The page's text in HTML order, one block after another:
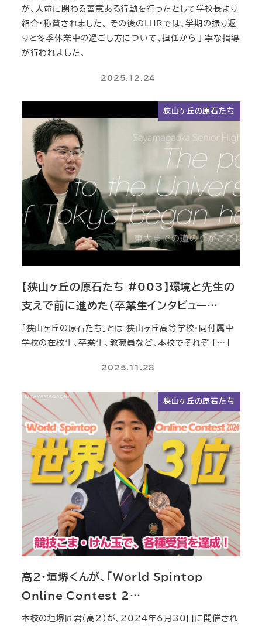
が、人命に関わる善意ある行動を行ったとして学校長より
紹介・称賛されました。 その後のLHRでは、学期の振り返
りと冬季休業中の過ごし方について、担任から丁寧な指導
が行われました。
2025.12.24
狭山ヶ丘の原石たち
【狭山ヶ丘の原石たち #003】環境と先生の
支えで前に進めた（卒業生インタビュー…
「狭山ヶ丘の原石たち」とは 狭山ヶ丘高等学校・同付属中
学校の在校生、卒業生、教職員など、本校でそれぞ […]
2025.11.28
狭山ヶ丘の原石たち
高2・垣堺くんが、「World Spintop
Online Contest 2…
本校の垣堺匠君（高2）が、2024年6月30日に開催され